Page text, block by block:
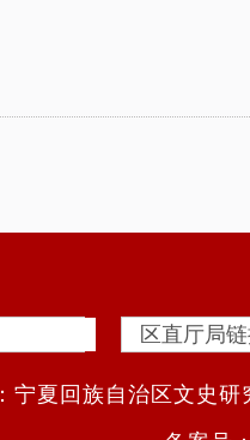
宁夏回族自治区文史